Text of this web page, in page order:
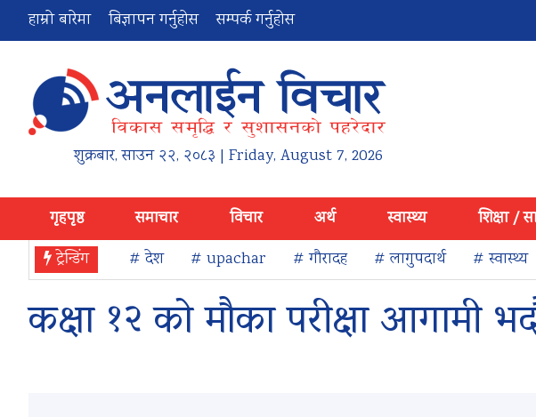
हाम्रो बारेमा बिज्ञापन गर्नुहोस सम्पर्क गर्नुहोस
शुक्रबार,साउन २२, २०८३ | Friday, August 7, 2026
गृहपृष्ठ समाचार विचार अर्थ स्वास्थ्य शिक्षा /
ट्रेन्डिंग
# देश # upachar # गौरादह # लागुपदार्थ # स्वास्थ्य
कक्षा १२ को मौका परीक्षा आगामी